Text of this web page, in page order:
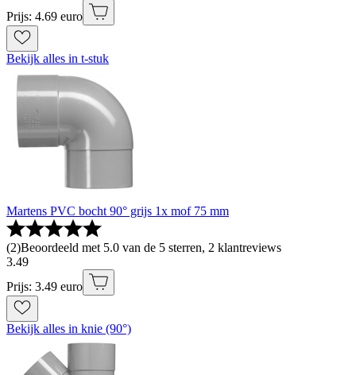
Prijs: 4.69 euro
Bekijk alles in t-stuk
Martens PVC bocht 90° grijs 1x mof 75 mm
(2)Beoordeeld met 5.0 van de 5 sterren, 2 klantreviews
3.49
Prijs: 3.49 euro
Bekijk alles in knie (90°)